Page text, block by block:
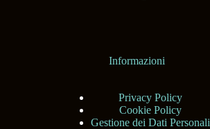
Informazioni
Privacy Policy
Cookie Policy
Gestione dei Dati Personali